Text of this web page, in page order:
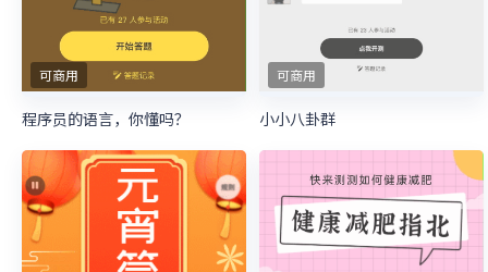
可商用
程序员的语言，你懂吗？
可商用
小小八卦群